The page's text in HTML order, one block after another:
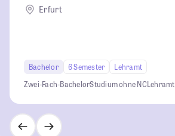
Erfurt
Bachelor 6 Semester
Lehramt
Zwei-Fach-BachelorStudium ohne NCLehramt